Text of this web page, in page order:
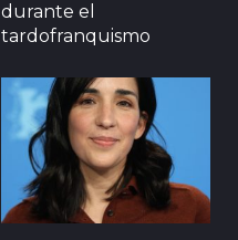
durante el
tardofranquismo